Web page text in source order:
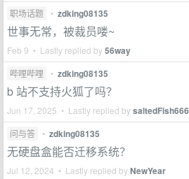
职场话题 • zdking08135
世事无常，被裁员喽~
Feb 9 • Lastly replied by56way
哔哩哔哩 • zdking08135
b 站不支持火狐了吗？
Jun 17, 2025 • Lastly replied bysaltedFish666
问与答 • zdking08135
无硬盘盒能否迁移系统？
Jul 12, 2024 • Lastly replied byNewYear